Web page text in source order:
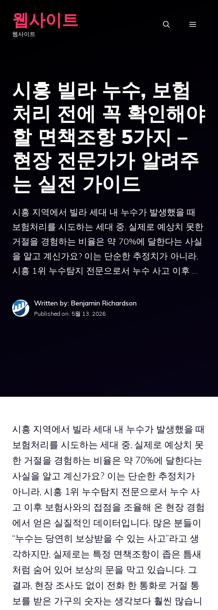
content
웹사이트
웹사이트
MENU
시흥 빌라 누수, 보험
처리 전에 꼭 확인해야
할 면책조항 5가지 –
현장 전문가가 알려주
는 실전 가이드
시흥 지역에서 빌라 세대 내 누수가 발생했을 때
보험처리를 시도하는 세대 중, 실제로 예상치 못한
거절을 경험하는 비율은 약 70%에 달한다는 사실
을 알고 계신가요? 이는 단순한 추정치가 아니라,
시흥 1위 누수탐지 전문으로서 누수 사고 이후 …
Written by: Benjamin Richardson
Published on: 5월 13, 2026
시흥 지역에서 빌라 세대 내 누수가 발생했을 때
보험처리를 시도하는 세대 중, 실제로 예상치 못
한 거절을 경험하는 비율은 약 70%에 달한다는
사실을 알고 계신가요? 이는 단순한 추정치가
아니라, 시흥 1위 누수탐지 전문으로서 누수 사
고 이후 보험사와의 접점을 조율해 온 현장 경험
에서 얻은 실질적인 데이터입니다. 많은 분들이
“누수는 당연히 보상받을 수 있는 사고”라고 생
각하지만, 실제로는 특정 면책조항이 좁은 틈새
처럼 숨어 있어 보상의 문을 막고 있습니다. 그
결과, 현장 조사도 없이 전화 한 통화로 거절 통
보를 받은 가구의 숫자는 생각보다 훨씬 많습니